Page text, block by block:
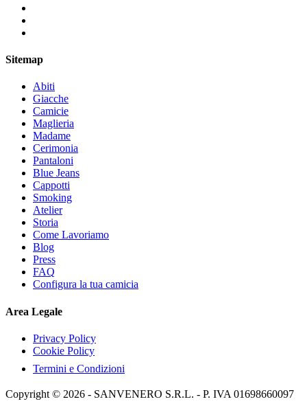
Sitemap
Abiti
Giacche
Camicie
Maglieria
Madame
Cerimonia
Pantaloni
Blue Jeans
Cappotti
Smoking
Atelier
Storia
Come Lavoriamo
Blog
Press
FAQ
Configura la tua camicia
Area Legale
Privacy Policy
Cookie Policy
Termini e Condizioni
Copyright © 2026 - SANVENERO S.R.L. - P. IVA 01698660097